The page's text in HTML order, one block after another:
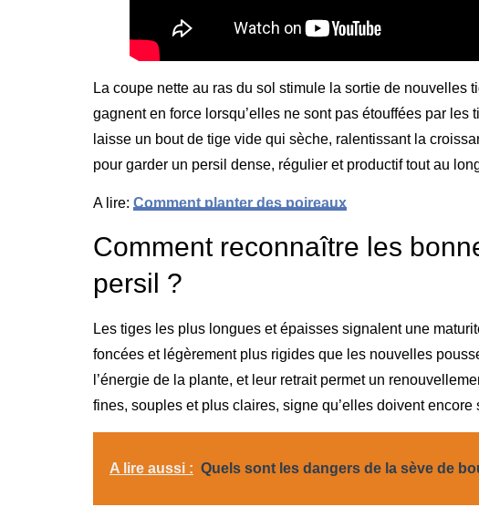
La coupe nette au ras du sol stimule la sortie de nouvelles
gagnent en force lorsqu’elles ne sont pas étouffées par
laisse un bout de tige vide qui sèche, ralentissant la
pour garder un persil dense, régulier et productif tout au
A lire: Comment planter des poireaux
Comment reconnaître les
persil ?
Les tiges les plus longues et épaisses signalent une
foncées et légèrement plus rigides que les nouvelles
l’énergie de la plante, et leur retrait permet un
fines, souples et plus claires, signe qu’elles doivent encore
A lire aussi : Quels sont les dangers de la sève de